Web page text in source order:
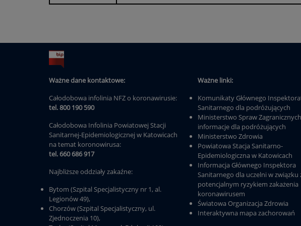
Ważne dane kontaktowe:
Całodobowa infolinia NFZ o koronawirusie:
tel. 800 190 590
Całodobowa Infolinia Powiatowej Stacji
Sanitarnej-Epidemiologicznej w Katowicach
na temat koronowirusa:
tel. 660 686 917
Najbliższe oddziały zakaźne:
Bytom (Szpital Specjalistyczny nr 1, al.
Legionów 49),
Chorzów (Szpital Specjalistyczny, ul.
Zjednoczenia 10),
Ważne linki:
Komunikaty Głównego
Sanitarnego dla podróżujących
Ministerstwo Spraw
informacje dla podróżujących
Ministerstwo Zdrowia
Powiatowa Stacja Sanitarno-
Epidemiologiczna w Katowicach
Informacja Głównego Inspektora
Sanitarnego dla uczelni w związku
potencjalnym ryzykiem zakażenia
koronawirusem
Światowa Organizacja Zdrowia
Interaktywna mapa zachorowań